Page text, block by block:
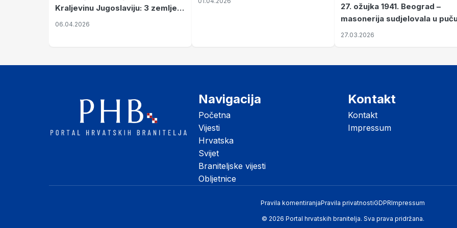
Kraljevinu Jugoslaviju: 3 zemlje
nastale njenim raspadom
06.04.2026
27. ožujka 1941. Beograd –
masonerija sudjelovala u
koji je Jugoslaviju odveo u
27.03.2026
Navigacija
Početna
Vijesti
Hrvatska
Svijet
Braniteljske vijesti
Obljetnice
Kontakt
Kontakt
Impressum
Pravila komentiranjaPravila privatnostiGDPRImpressum
© 2026 Portal hrvatskih branitelja. Sva prava pridržana.